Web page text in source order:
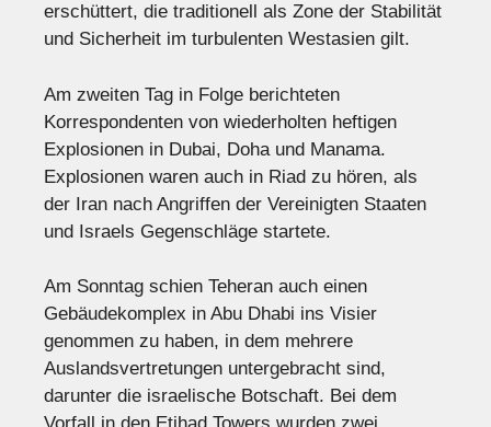
erschüttert, die traditionell als Zone der Stabilität
und Sicherheit im turbulenten Westasien gilt.
Am zweiten Tag in Folge berichteten
Korrespondenten von wiederholten heftigen
Explosionen in Dubai, Doha und Manama.
Explosionen waren auch in Riad zu hören, als
der Iran nach Angriffen der Vereinigten Staaten
und Israels Gegenschläge startete.
Am Sonntag schien Teheran auch einen
Gebäudekomplex in Abu Dhabi ins Visier
genommen zu haben, in dem mehrere
Auslandsvertretungen untergebracht sind,
darunter die israelische Botschaft. Bei dem